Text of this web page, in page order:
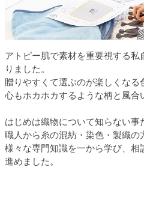
アトピー肌で素材を重要視する
りました。
贈りやすくて選ぶのが楽しくなる
心もホカホカするような柄と風合
はじめは織物について知らない事
職人から糸の混紡・染色・製織の
様々な専門知識を一から学び、相
進めました。